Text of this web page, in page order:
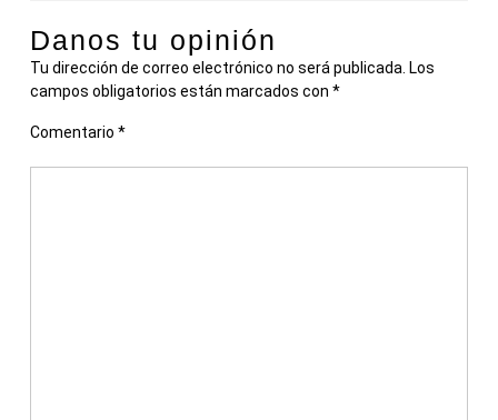
Danos tu opinión
Tu dirección de correo electrónico no será publicada. Los
campos obligatorios están marcados con *
Comentario *